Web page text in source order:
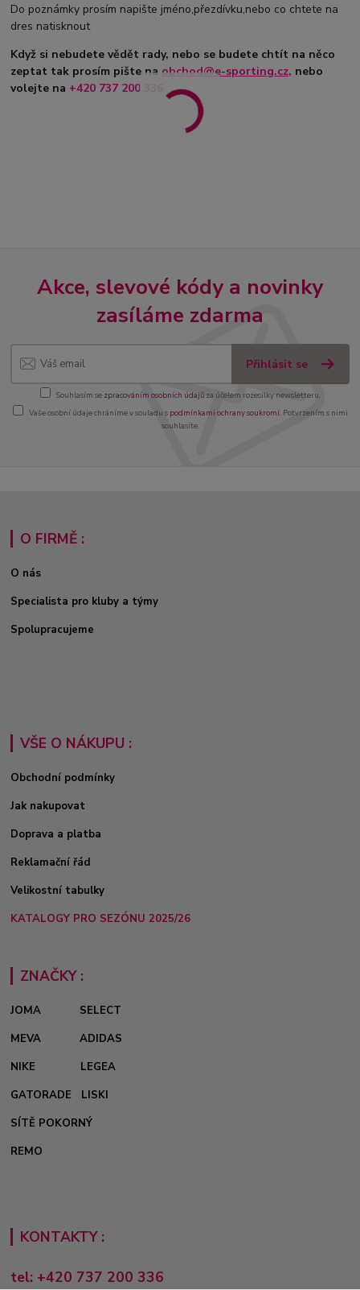
Do poznámky prosím napište jméno,přezdívku,nebo co chtete na
dres natisknout
Když si nebudete vědět rady, nebo se budete chtít na něco
zeptat tak prosím pište na obchod@e-sporting.cz, nebo
volejte na +420 737 200 336
Akce, slevové kódy a novinky
zasíláme zdarma
Přihlásit se
Souhlasím se zpracováním osobních údajůza účelem rozesílky newsletteru.
Vaše osobní údaje chráníme v souladu s podmínkami ochrany soukromí. Potvrzením s nimi
souhlasíte.
O FIRMĚ :
O nás
Specialista pro kluby a týmy
Spolupracujeme
VŠE O NÁKUPU :
Obchodní podmínky
Jak nakupovat
Doprava a platba
Reklamační řád
Velikostní tabulky
KATALOGY PRO SEZÓNU 2025/26
ZNAČKY :
JOMA
SELECT
MEVA
ADIDAS
NIKE
LEGEA
GATORADE
LISKI
SÍTĚ POKORNÝ
REMO
KONTAKTY :
tel: +420 737 200 336